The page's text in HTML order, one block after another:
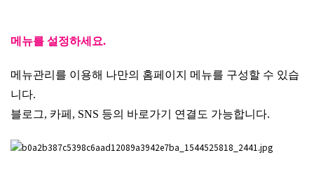
메뉴를 설정하세요.
메뉴관리를 이용해 나만의 홈페이지 메뉴를 구성할 수 있습
니다.
블로그, 카페, SNS 등의 바로가기 연결도 가능합니다.